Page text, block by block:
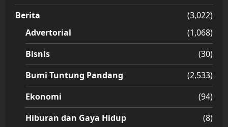
Berita
(3,022)
Advertorial
(1,068)
Bisnis
(30)
Bumi Tuntung Pandang
(2,533)
Ekonomi
(94)
Hiburan dan Gaya Hidup
(8)